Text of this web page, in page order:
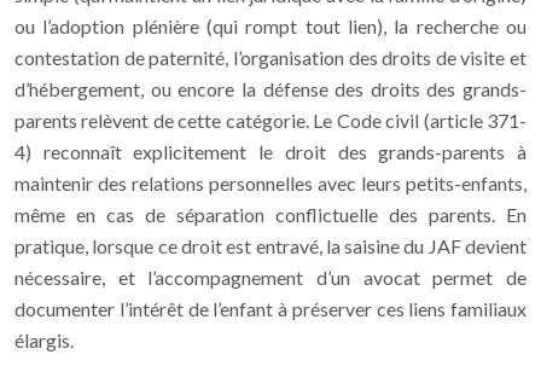
ou l’adoption plénière (qui rompt tout lien), la recherche ou
contestation de paternité, l’organisation des droits de visite et
d’hébergement, ou encore la défense des droits des grands-
parents relèvent de cette catégorie. Le Code civil (article 371-
4) reconnaît explicitement le droit des grands-parents à
maintenir des relations personnelles avec leurs petits-enfants,
même en cas de séparation conflictuelle des parents. En
pratique, lorsque ce droit est entravé, la saisine du JAF devient
nécessaire, et l’accompagnement d’un avocat permet de
documenter l’intérêt de l’enfant à préserver ces liens familiaux
élargis.